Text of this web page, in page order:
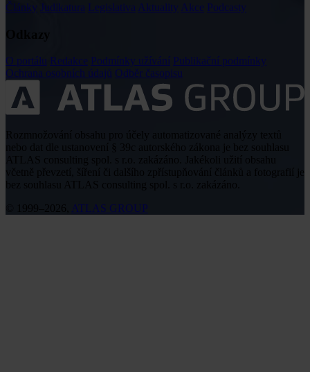
Články Judikatura Legislativa Aktuality Akce Podcasty
O portálu Redakce Podmínky užívání Publikační podmínky
Ochrana osobních údajů Odběr časopisu
včetně převzetí, šíření či dalšího zpřístupňování článků a fotografií je
ATLAS GROUP